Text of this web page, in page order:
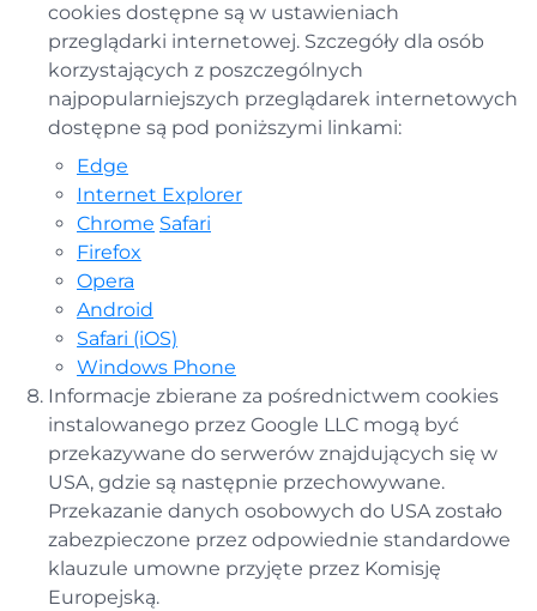
cookies dostępne są w ustawieniach
przeglądarki internetowej. Szczegóły dla osób
korzystających z poszczególnych
najpopularniejszych przeglądarek internetowych
dostępne są pod poniższymi linkami:
Edge
Internet Explorer
Chrome Safari
Firefox
Opera
Android
Safari (iOS)
Windows Phone
Informacje zbierane za pośrednictwem cookies
instalowanego przez Google LLC mogą być
przekazywane do serwerów znajdujących się w
USA, gdzie są następnie przechowywane.
Przekazanie danych osobowych do USA zostało
zabezpieczone przez odpowiednie standardowe
klauzule umowne przyjęte przez Komisję
Europejską.